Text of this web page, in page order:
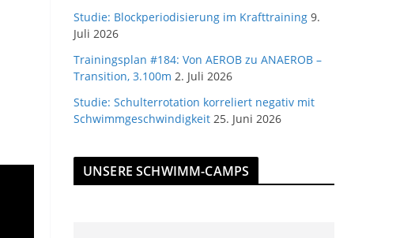
Studie: Blockperiodisierung im Krafttraining 9.
Juli 2026
Trainingsplan #184: Von AEROB zu ANAEROB –
Transition, 3.100m 2. Juli 2026
Studie: Schulterrotation korreliert negativ mit
Schwimmgeschwindigkeit 25. Juni 2026
UNSERE SCHWIMM-CAMPS